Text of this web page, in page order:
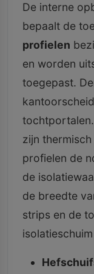
De interne
bepaalt de
profielen
en worden
toegepast.
zijn
profielen de
de
de breedte
strips en de